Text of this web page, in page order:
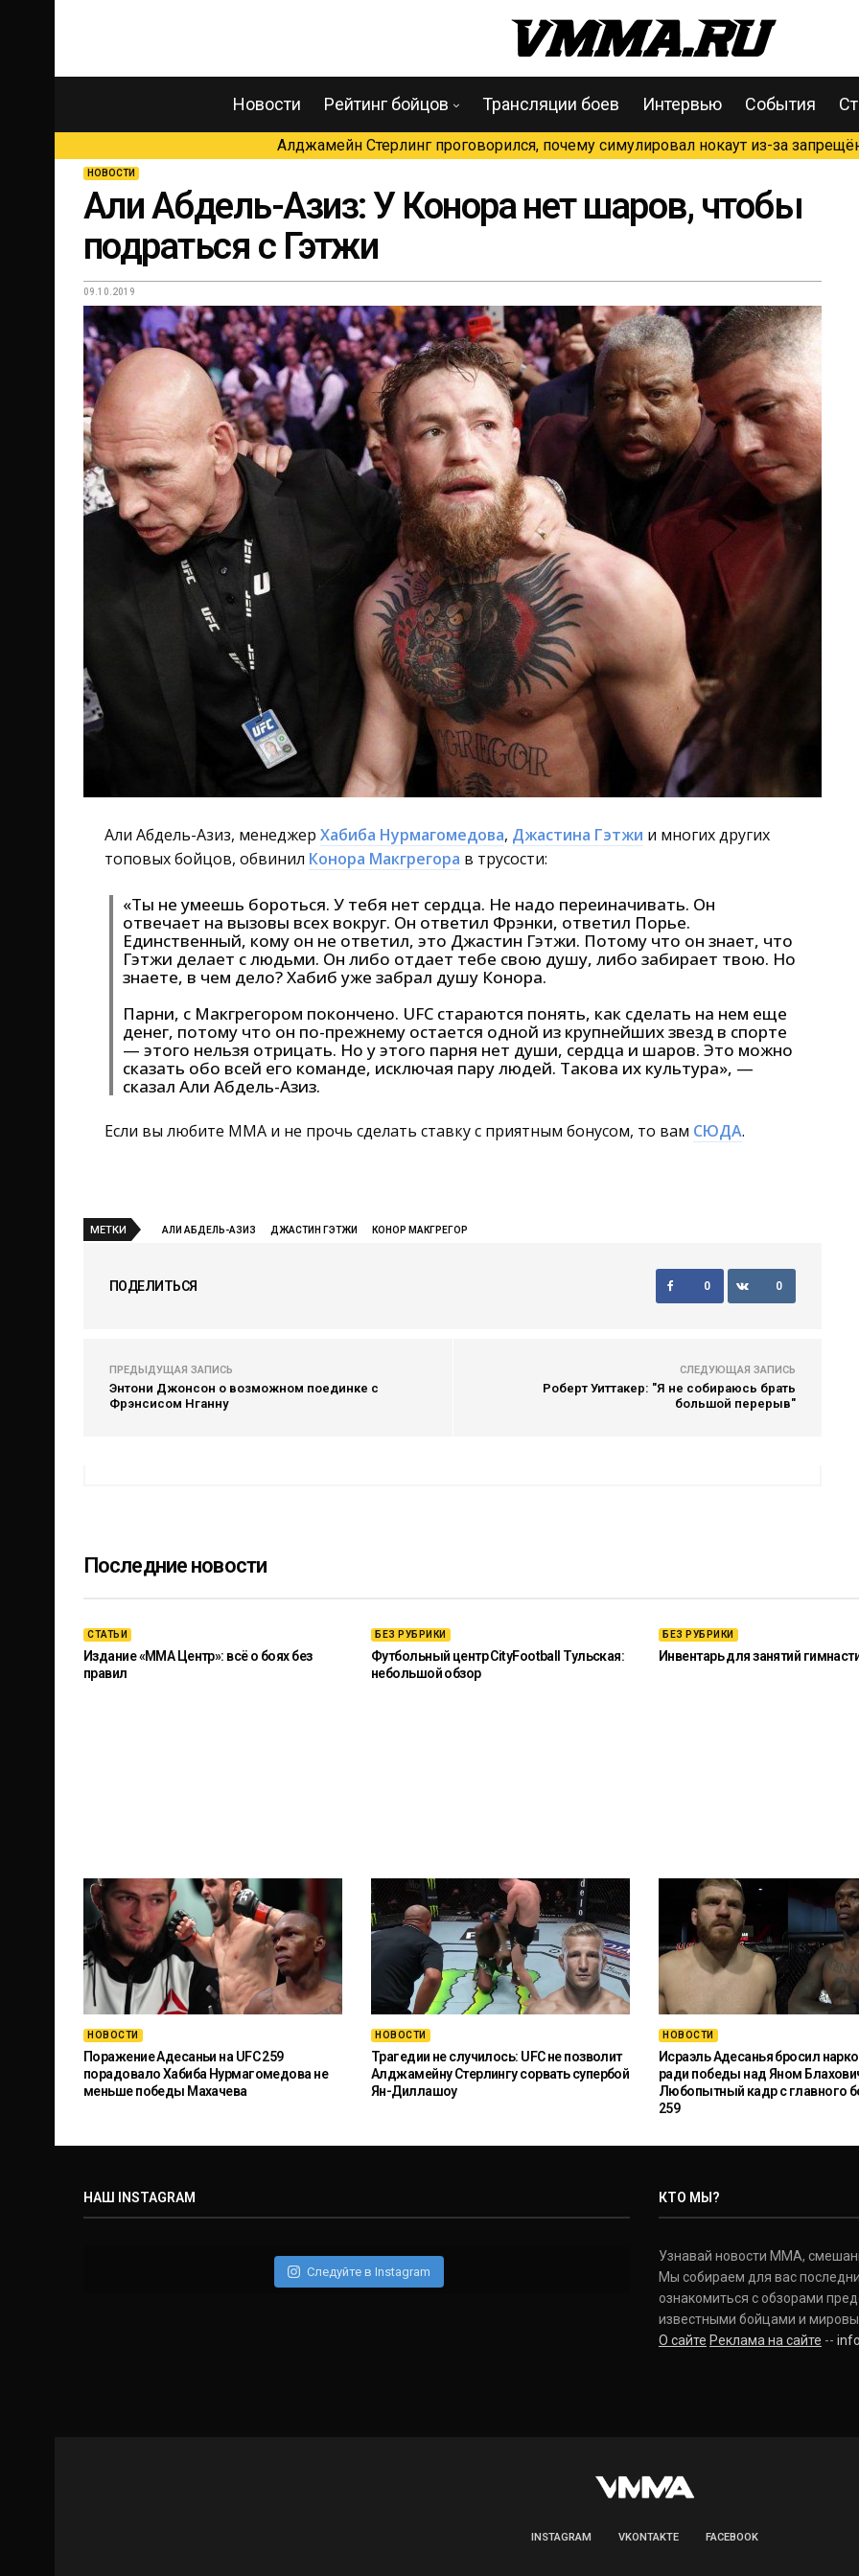
Новости Рейтинг бойцов Трансляции боев Интервью События
Алджамейн Стерлинг проговорился, почему симулировал нокаут из-за
НОВОСТИ
Али Абдель-Азиз: У Конора нет шаров, чтобы
подраться с Гэтжи
09.10.2019
Али Абдель-Азиз, менеджер Хабиба Нурмагомедова, Джастина Гэтжи и многих других
топовых бойцов, обвинил Конора Макгрегора в трусости:
«Ты не умеешь бороться. У тебя нет сердца. Не надо переиначивать. Он
отвечает на вызовы всех вокруг. Он ответил Фрэнки, ответил Порье.
Единственный, кому он не ответил, это Джастин Гэтжи. Потому что он знает, что
Гэтжи делает с людьми. Он либо отдает тебе свою душу, либо забирает твою. Но
знаете, в чем дело? Хабиб уже забрал душу Конора.
Парни, с Макгрегором покончено. UFC стараются понять, как сделать на нем еще
денег, потому что он по-прежнему остается одной из крупнейших звезд в спорте
— этого нельзя отрицать. Но у этого парня нет души, сердца и шаров. Это можно
сказать обо всей его команде, исключая пару людей. Такова их культура», —
сказал Али Абдель-Азиз.
Если вы любите ММА и не прочь сделать ставку с приятным бонусом, то вам СЮДА.
МЕТКИ АЛИ АБДЕЛЬ-АЗИЗ ДЖАСТИН ГЭТЖИ КОНОР МАКГРЕГОР
ПОДЕЛИТЬСЯ 0 0
ПРЕДЫДУЩАЯ ЗАПИСЬ
Энтони Джонсон о возможном поединке с
Фрэнсисом Нганну
СЛЕДУЮЩАЯ ЗАПИСЬ
Роберт Уиттакер: "Я не собираюсь брать
большой перерыв"
Последние новости
СТАТЬИ
Издание «ММА Центр»: всё о боях без
правил
БЕЗ РУБРИКИ
Футбольный центр CityFootball Тульская:
небольшой обзор
БЕЗ РУБРИКИ
Инвентарь для занятий
НОВОСТИ
Поражение Адесаньи на UFC 259
порадовало Хабиба Нурмагомедова не
меньше победы Махачева
НОВОСТИ
Трагедии не случилось: UFC не позволит
Алджамейну Стерлингу сорвать супербой
Ян-Диллашоу
НОВОСТИ
Исраэль Адесанья бросил
ради победы над Яном
Любопытный кадр с главного
259
НАШ INSTAGRAM
Следуйте в Instagram
КТО МЫ?
Узнавай новости ММА,
Мы собираем для вас
ознакомиться с обзорами
известными бойцами и
О сайте Реклама на сайте --
INSTAGRAM VKONTAKTE FACEBOOK